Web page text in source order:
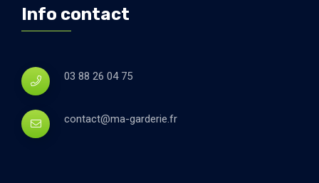
Info contact
03 88 26 04 75
contact@ma-garderie.fr